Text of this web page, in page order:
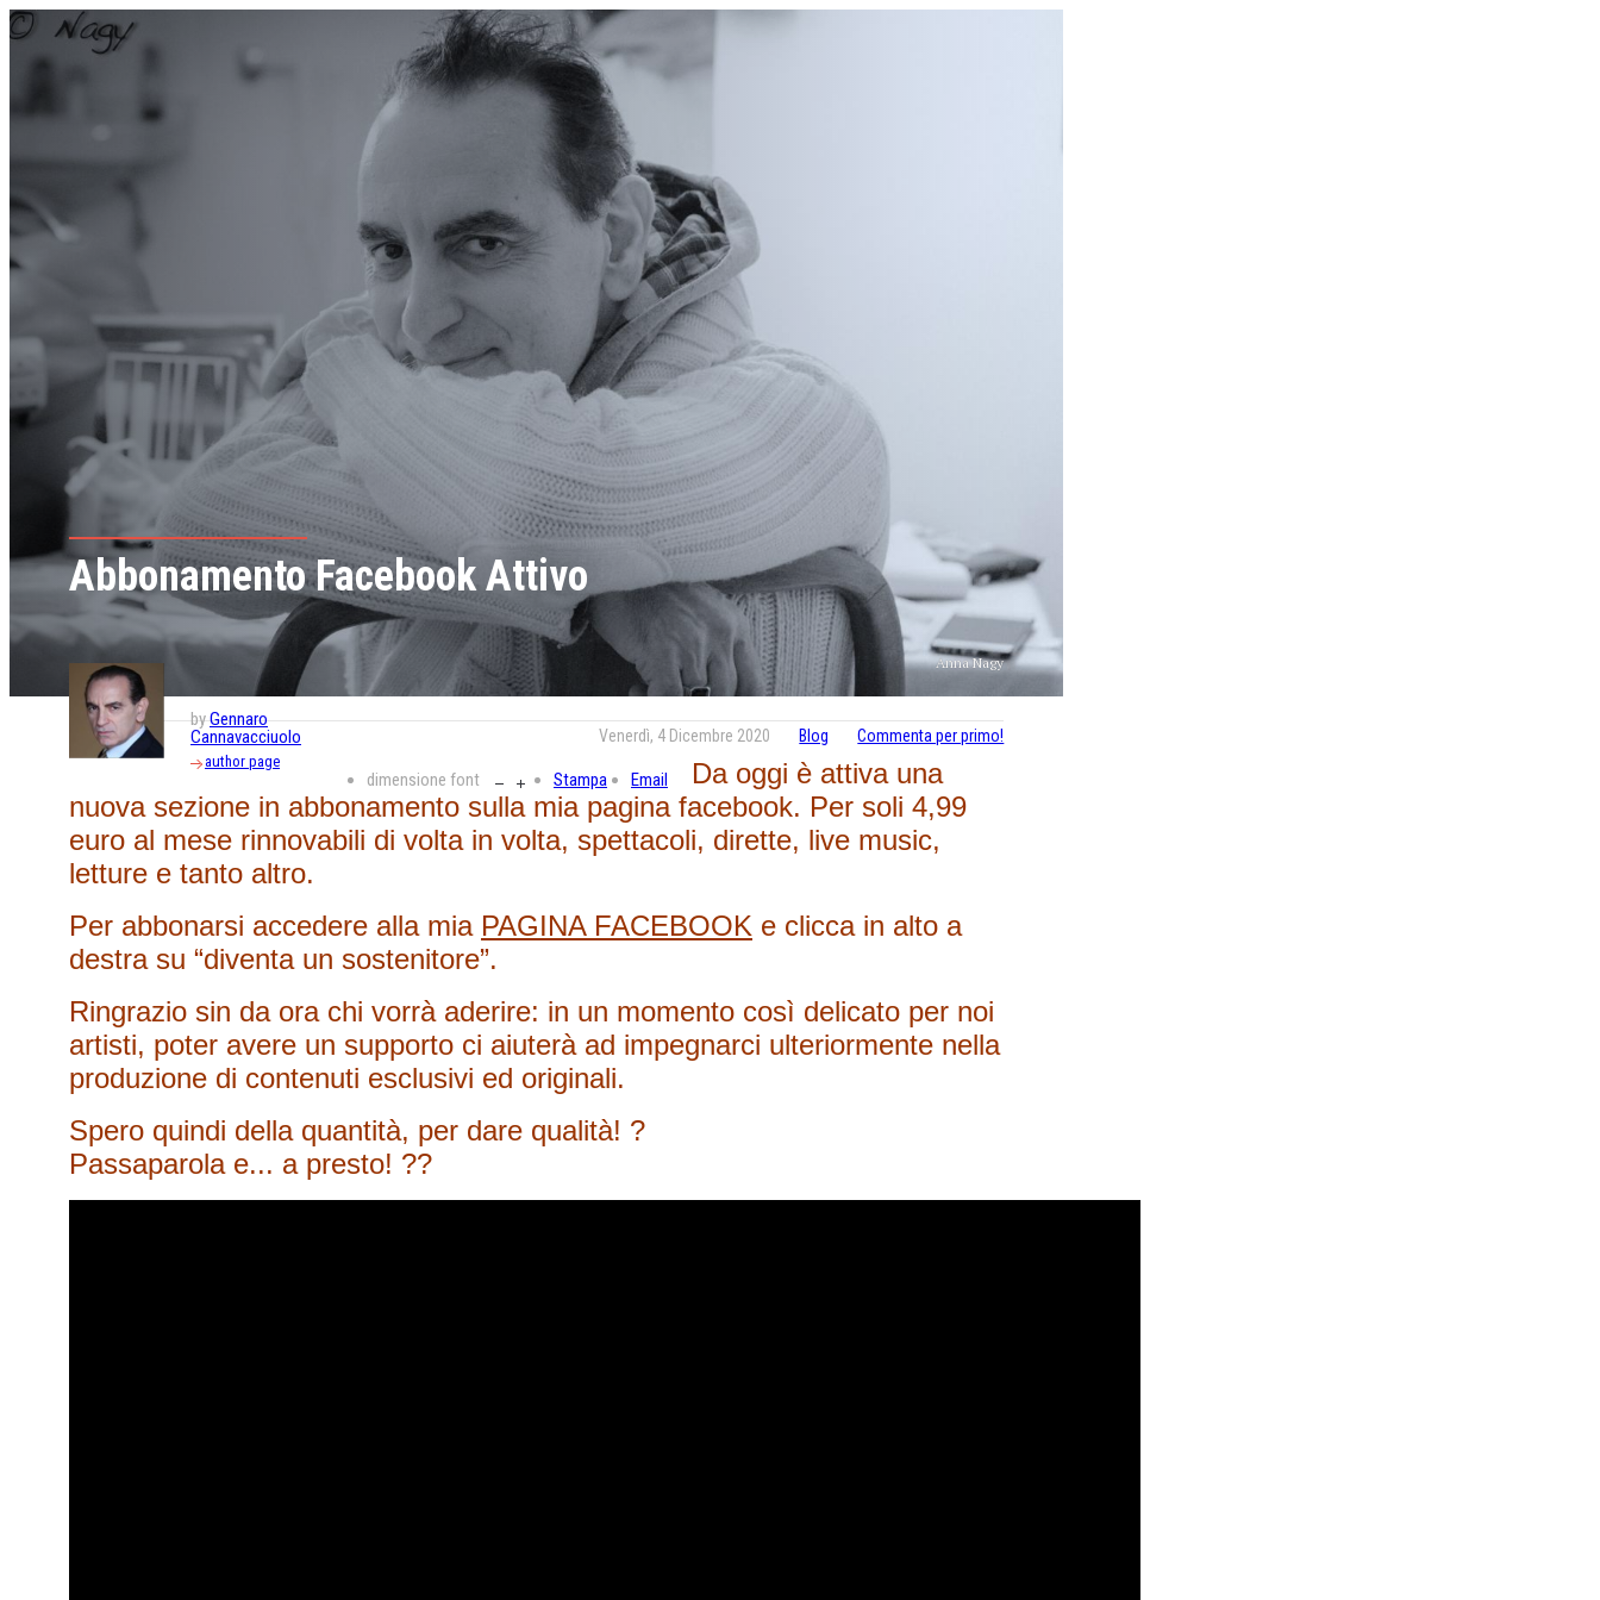
Anna Nagy
Abbonamento Facebook Attivo
byGennaro
Cannavacciuolo
author page
Commenta per primo!
Blog
Venerdì, 4 Dicembre 2020
dimensione font Stampa Email
Da oggi è attiva una
nuova sezione in abbonamento sulla mia pagina facebook. Per soli 4,99
euro al mese rinnovabili di volta in volta, spettacoli, dirette, live music,
letture e tanto altro.
Per abbonarsi accedere alla mia PAGINA FACEBOOK e clicca in alto a
destra su “diventa un sostenitore”.
Ringrazio sin da ora chi vorrà aderire: in un momento così delicato per noi
artisti, poter avere un supporto ci aiuterà ad impegnarci ulteriormente nella
produzione di contenuti esclusivi ed originali.
Spero quindi della quantità, per dare qualità! ?
Passaparola e... a presto! ??